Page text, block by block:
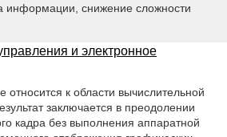
информации, снижение сложности
и электронное
относится к области вычислительной
заключается в преодолении
кадра без выполнения аппаратной